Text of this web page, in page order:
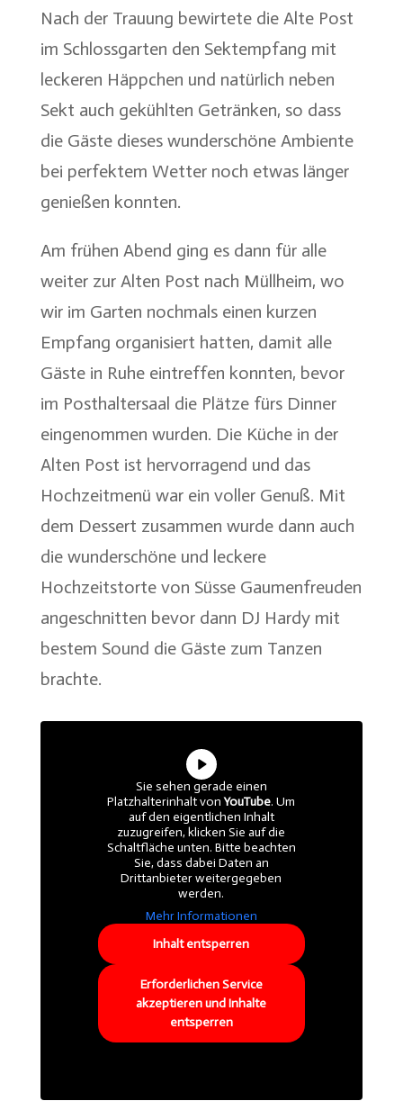
Nach der Trauung bewirtete die Alte Post
im Schlossgarten den Sektempfang mit
leckeren Häppchen und natürlich neben
Sekt auch gekühlten Getränken, so dass
die Gäste dieses wunderschöne Ambiente
bei perfektem Wetter noch etwas länger
genießen konnten.
Am frühen Abend ging es dann für alle
weiter zur Alten Post nach Müllheim, wo
wir im Garten nochmals einen kurzen
Empfang organisiert hatten, damit alle
Gäste in Ruhe eintreffen konnten, bevor
im Posthaltersaal die Plätze fürs Dinner
eingenommen wurden. Die Küche in der
Alten Post ist hervorragend und das
Hochzeitmenü war ein voller Genuß. Mit
dem Dessert zusammen wurde dann auch
die wunderschöne und leckere
Hochzeitstorte von Süsse Gaumenfreuden
angeschnitten bevor dann DJ Hardy mit
bestem Sound die Gäste zum Tanzen
brachte.
Sie sehen gerade einen
Platzhalterinhalt vonYouTube. Um
auf den eigentlichen Inhalt
zuzugreifen, klicken Sie auf die
Schaltfläche unten. Bitte beachten
Sie, dass dabei Daten an
Drittanbieter weitergegeben
werden.
Mehr Informationen
Inhalt entsperren
Erforderlichen Service
akzeptieren und Inhalte
entsperren